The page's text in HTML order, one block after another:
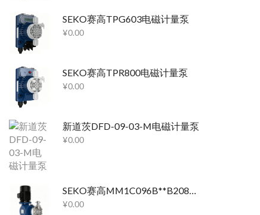
SEKO赛高TPG603电磁计量泵
¥0.00
SEKO赛高TPR800电磁计量泵
¥0.00
新道茨DFD-09-03-M电磁计量泵
¥0.00
SEKO赛高MM1C096B**B20800机械隔膜计量泵
¥0.00